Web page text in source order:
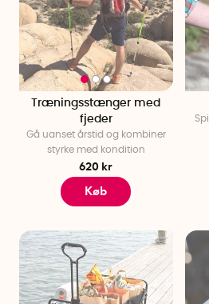
Træningsstænger med
fjeder
Gå uanset årstid og kombiner
styrke med kondition
620 kr
Køb